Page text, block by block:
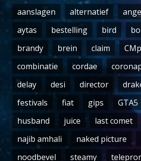
aanslagen alternatief
aytas
bestelling bird
brandy
brein claim
combinatie
cordae
delay
desi director
festivals
fiat gips GTA5
husband
juice last comet
najib amhali
naked picture
noodbevel
steamy